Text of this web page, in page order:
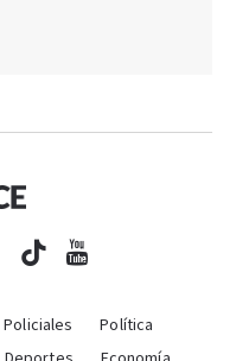
Policiales
Política